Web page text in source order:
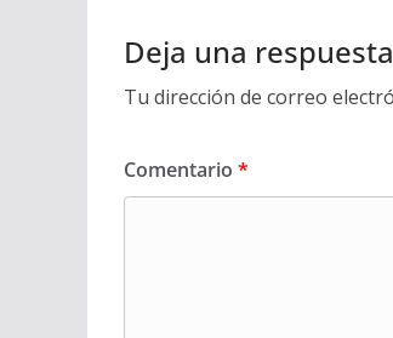
Deja una respuesta
Tu dirección de correo
Comentario *